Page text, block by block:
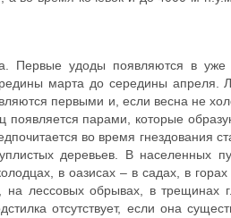
Первые удоды появляются в
марта до середины апреля.
первыми и, если весна не
появляется парами, которые
во время гнездования
деревьев. В населенных
в оазисах – в садах, в горах
на лессовых обрывах, в трещинах
отсутствует, если она